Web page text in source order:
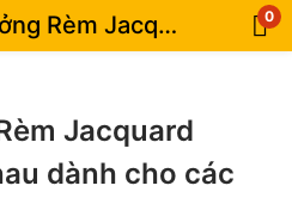
Giá xuất xưởng Rèm Jacquard trang trí khác nhau dành cho các nhà sản xuất và nhà cung cấp khách sạn Trung Quốc – Bán buôn từ nhà máy 0
Jacquard
dành cho các